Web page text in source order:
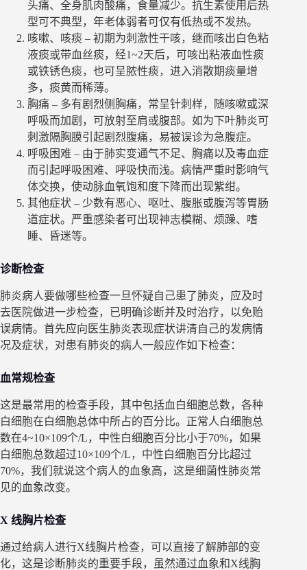
头痛、全身肌肉酸痛，食量减少。抗生素使用后热
型可不典型，年老体弱者可仅有低热或不发热。
咳嗽、咳痰 – 初期为刺激性干咳，继而咳出白色粘
液痰或带血丝痰，经1~2天后，可咳出粘液血性痰
或铁锈色痰，也可呈脓性痰，进入消散期痰量增
多，痰黄而稀薄。
胸痛 – 多有剧烈侧胸痛，常呈针刺样，随咳嗽或深
呼吸而加剧，可放射至肩或腹部。如为下叶肺炎可
刺激隔胸膜引起剧烈腹痛，易被误诊为急腹症。
呼吸困难 – 由于肺实变通气不足、胸痛以及毒血症
而引起呼吸困难、呼吸快而浅。病情严重时影响气
体交换，使动脉血氧饱和度下降而出现紫绀。
其他症状 – 少数有恶心、呕吐、腹胀或腹泻等胃肠
道症状。严重感染者可出现神志模糊、烦躁、嗜
睡、昏迷等。
诊断检查
肺炎病人要做哪些检查一旦怀疑自己患了肺炎，应及时
去医院做进一步检查，已明确诊断并及时治疗，以免贻
误病情。首先应向医生肺炎表现症状讲清自己的发病情
况及症状，对患有肺炎的病人一般应作如下检查：
血常规检查
这是最常用的检查手段，其中包括血白细胞总数，各种
白细胞在白细胞总体中所占的百分比。正常人白细胞总
数在4~10×109个/L，中性白细胞百分比小于70%，如果
白细胞总数超过10×109个/L，中性白细胞百分比超过
70%，我们就说这个病人的血象高，这是细菌性肺炎常
见的血象改变。
X 线胸片检查
通过给病人进行X线胸片检查，可以直接了解肺部的变
化，这是诊断肺炎的重要手段，虽然通过血象和X线胸